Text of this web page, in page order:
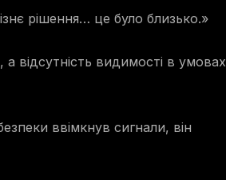
рішення… це було близько.»
відсутність видимості в умовах
ввімкнув сигнали, він